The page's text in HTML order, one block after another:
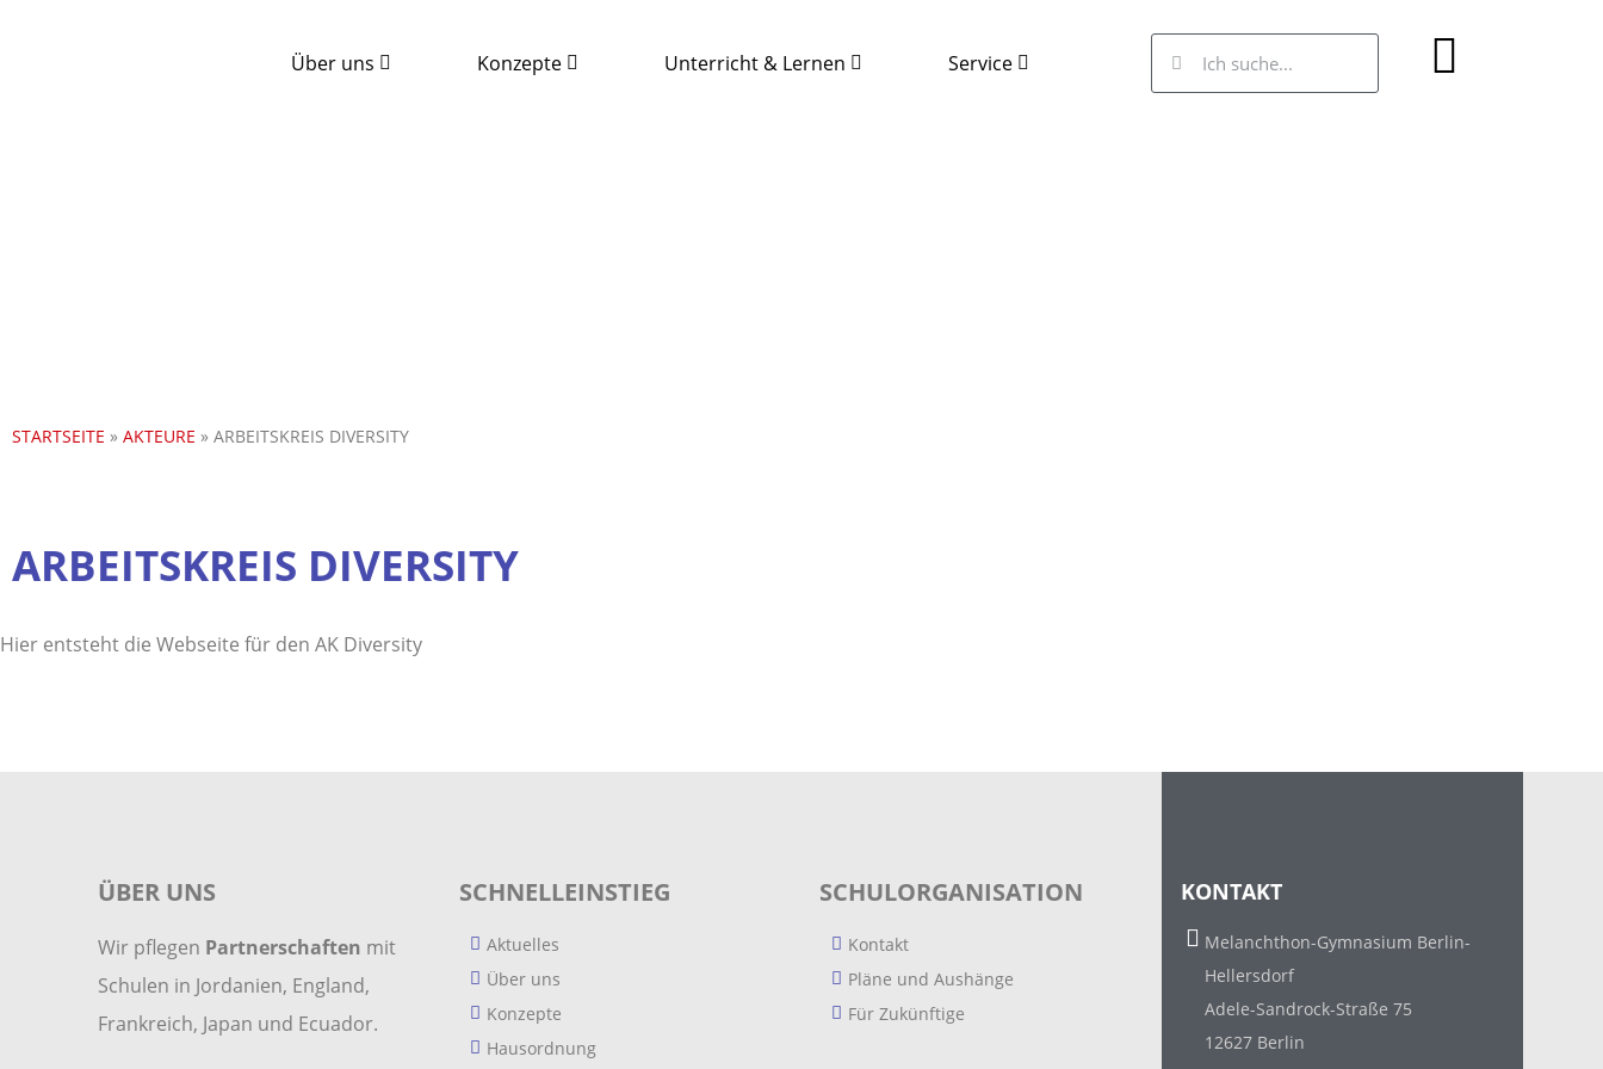
Über uns Konzepte Unterricht & Lernen Service
STARTSEITE » AKTEURE » ARBEITSKREIS DIVERSITY
ARBEITSKREIS DIVERSITY
Hier entsteht die Webseite für den AK Diversity
ÜBER UNS
Wir pflegen Partnerschaften mit
Schulen in Jordanien, England,
Frankreich, Japan und Ecuador.
SCHNELLEINSTIEG
Aktuelles
Über uns
Konzepte
Hausordnung
SCHULORGANISATION
Kontakt
Pläne und Aushänge
Für Zukünftige
KONTAKT
Melanchthon-Gymnasium Berlin-
Hellersdorf
Adele-Sandrock-Straße 75
12627 Berlin